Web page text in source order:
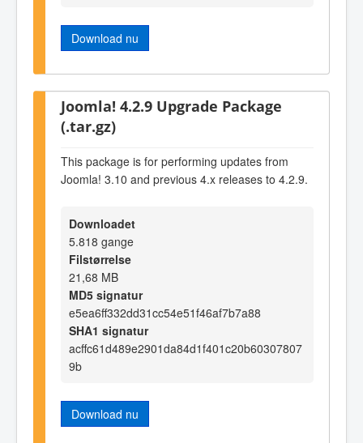
Download nu
Joomla! 4.2.9 Upgrade Package
(.tar.gz)
This package is for performing updates from
Joomla! 3.10 and previous 4.x releases to 4.2.9.
Downloadet
5.818 gange
Filstørrelse
21,68 MB
MD5 signatur
e5ea6ff332dd31cc54e51f46af7b7a88
SHA1 signatur
acffc61d489e2901da84d1f401c20b60307807
9b
Download nu